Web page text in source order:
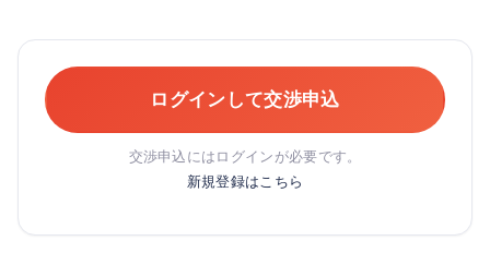
ログインして交渉申込
交渉申込にはログインが必要です。
新規登録はこちら